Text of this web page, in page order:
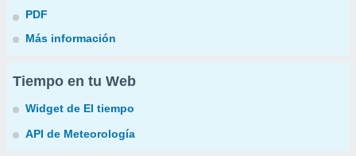
PDF
Más información
Tiempo en tu Web
Widget de El tiempo
API de Meteorología